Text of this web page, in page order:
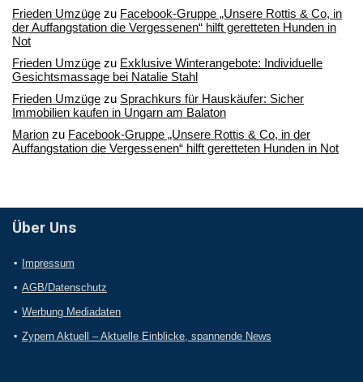
Frieden Umzüge zu Facebook-Gruppe „Unsere Rottis & Co, in
der Auffangstation die Vergessenen“ hilft geretteten Hunden in
Not
Frieden Umzüge zu Exklusive Winterangebote: Individuelle
Gesichtsmassage bei Natalie Stahl
Frieden Umzüge zu Sprachkurs für Hauskäufer: Sicher
Immobilien kaufen in Ungarn am Balaton
Marion zu Facebook-Gruppe „Unsere Rottis & Co, in der
Auffangstation die Vergessenen“ hilft geretteten Hunden in Not
Über Uns
Impressum
AGB/Datenschutz
Werbung Mediadaten
Zypern Aktuell – Aktuelle Einblicke, spannende News